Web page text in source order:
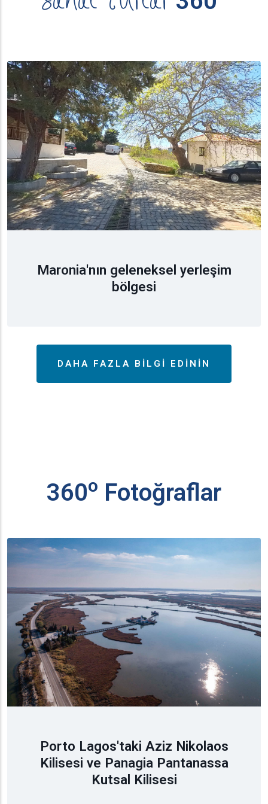
Maronia'nın geleneksel yerleşim
bölgesi
DAHA FAZLA BILGI EDININ
360ο Fotoğraflar
Porto Lagos'taki Aziz Nikolaos
Kilisesi ve Panagia Pantanassa
Kutsal Kilisesi